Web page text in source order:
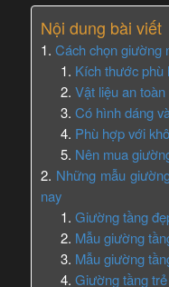
Nội dung bài viết
Cách chọn giường
Kích thước phù
Vật liệu an
Có hình dáng
Phù hợp với
Nên mua
Những mẫu
nay
Giường tầng
Mẫu giường
Mẫu giường
Giường tầng